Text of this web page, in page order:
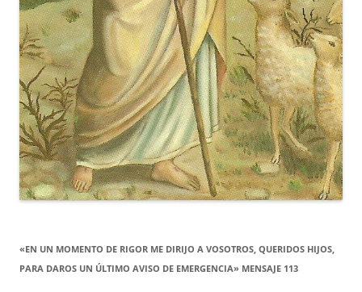
«EN UN MOMENTO DE RIGOR ME DIRIJO A VOSOTROS, QUERIDOS HIJOS,
PARA DAROS UN ÚLTIMO AVISO DE EMERGENCIA» MENSAJE 113